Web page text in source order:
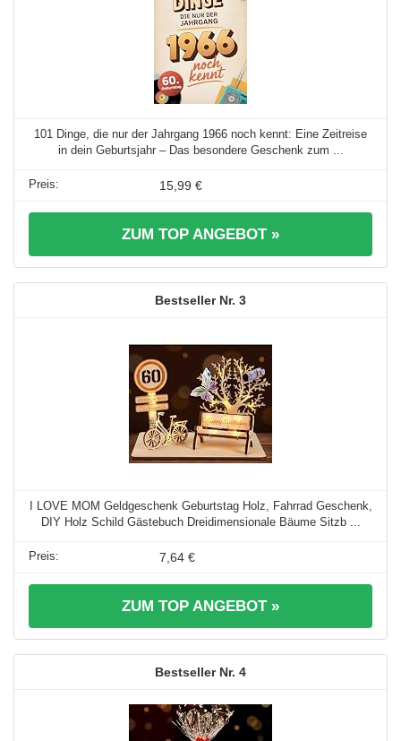
101 Dinge, die nur der Jahrgang 1966 noch kennt: Eine Zeitreise
in dein Geburtsjahr – Das besondere Geschenk zum ...
15,99 €
ZUM TOP ANGEBOT »
3
I LOVE MOM Geldgeschenk Geburtstag Holz, Fahrrad Geschenk,
DIY Holz Schild Gästebuch Dreidimensionale Bäume Sitzb ...
7,64 €
ZUM TOP ANGEBOT »
4